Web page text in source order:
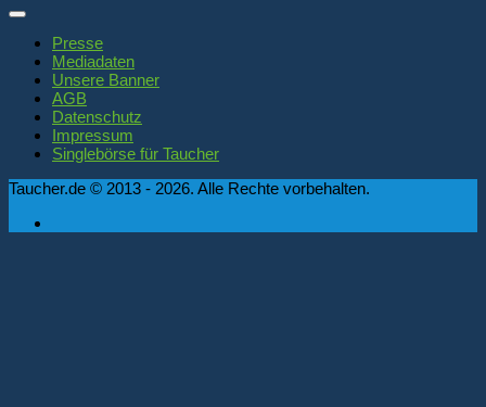
Presse
Mediadaten
Unsere Banner
AGB
Datenschutz
Impressum
Singlebörse für Taucher
Taucher.de © 2013 - 2026. Alle Rechte vorbehalten.